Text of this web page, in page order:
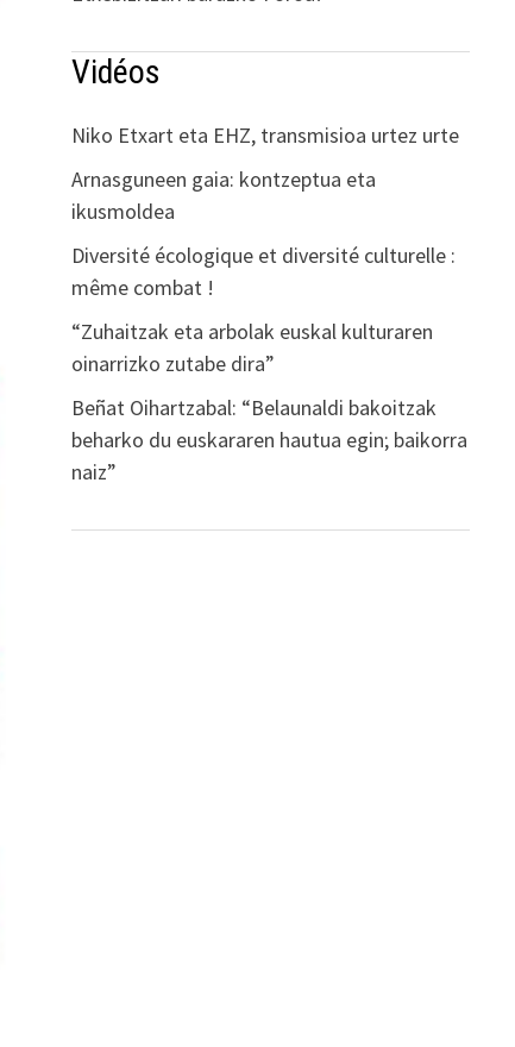
Vidéos
Niko Etxart eta EHZ, transmisioa urtez urte
Arnasguneen gaia: kontzeptua eta
ikusmoldea
Diversité écologique et diversité culturelle :
même combat !
“Zuhaitzak eta arbolak euskal kulturaren
oinarrizko zutabe dira”
Beñat Oihartzabal: “Belaunaldi bakoitzak
beharko du euskararen hautua egin; baikorra
naiz”